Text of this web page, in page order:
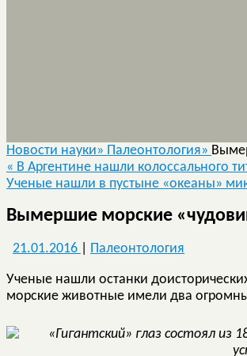
Новости науки» Палеонтология»
« В Аргентине нашли колоссального
Ученые нашли в пустыне «океаны»
Вымершие морские
21.01.2016 Палеонтология
Ученые нашли останки
морские животные имели два